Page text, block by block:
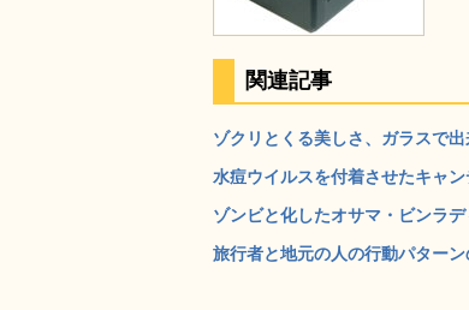
関連記事
ゾクリとくる美しさ、ガラスで
水痘ウイルスを付着させたキャ
ゾンビと化したオサマ・ビンラ
旅行者と地元の人の行動パター